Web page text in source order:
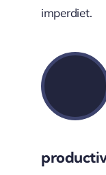
imperdiet.